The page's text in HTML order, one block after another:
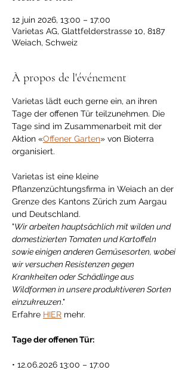
12 juin 2026, 13:00 – 17:00
Varietas AG, Glattfelderstrasse 10, 8187
Weiach, Schweiz
À propos de l'événement
Varietas lädt euch gerne ein, an ihren
Tage der offenen Tür teilzunehmen. Die
Tage sind im Zusammenarbeit mit der
Aktion «Offener Garten» von Bioterra
organisiert.
Varietas ist eine kleine
Pflanzenzüchtungsfirma in Weiach an der
Grenze des Kantons Zürich zum Aargau
und Deutschland.
"Wir arbeiten hauptsächlich mit wilden und
domestizierten Tomaten und Kartoffeln
sowie einigen anderen Gemüsesorten, wobei
wir versuchen Resistenzen gegen
Krankheiten oder Schädlinge aus
Wildformen in unsere produktiveren Sorten
einzukreuzen."
Erfahre HIER mehr.
Tage der offenen Tür:
• 12.06.2026 13:00 – 17:00